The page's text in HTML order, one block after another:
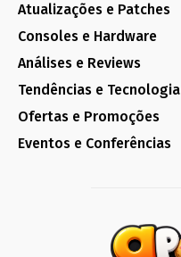
Atualizações e Patches
Consoles e Hardware
Análises e Reviews
Tendências e Tecnologia
Ofertas e Promoções
Eventos e Conferências